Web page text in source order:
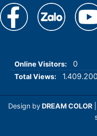
Online Visitors: 0
Total Views: 1.409.200
Design by DREAM COLOR